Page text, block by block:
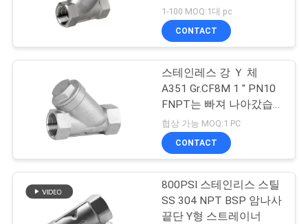
1-100 MOQ:1대 pc
CONTACT
스테인레스 강 Ｙ 체
A351 Gr.CF8M 1 " PN10
FNPT는 빠져 나아갔습
니다
협상 가능 MOQ:1 PC
CONTACT
800PSI 스테인리스 스틸
SS 304 NPT BSP 암나사
끝단 Y형 스트레이너